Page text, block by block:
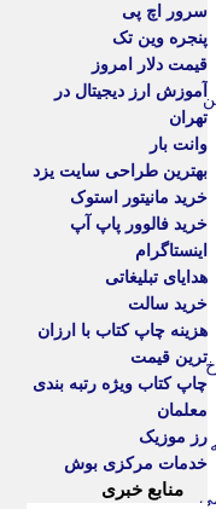
بازیکن
سرور اچ پی
پنجره وین تک
قیمت دلار امروز
آموزش ارز دیجیتال در
تهران
وانت بار
بهترین طراحی سایت یزد
خرید مانیتور استوک
خرید فالوور پاپ آپ
اینستاگرام
هدایای تبلیغاتی
خرید سالت
هزینه چاپ کتاب با ارزان
ترین قیمت
چاپ کتاب ویژه رتبه بندی
معلمان
رز موزیک
خدمات مرکزی بوش
منابع خبری